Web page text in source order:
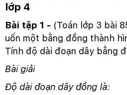
lớp 4
Bài tập 1 - (Toán lớp 3 bài
uốn một bằng đồng thành
Tính độ dài đoạn dây bằng
Bài giải
Độ dài đoạn dây đồng là: